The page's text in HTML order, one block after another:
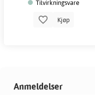
Tilvirkningsvare
Kjøp
Anmeldelser